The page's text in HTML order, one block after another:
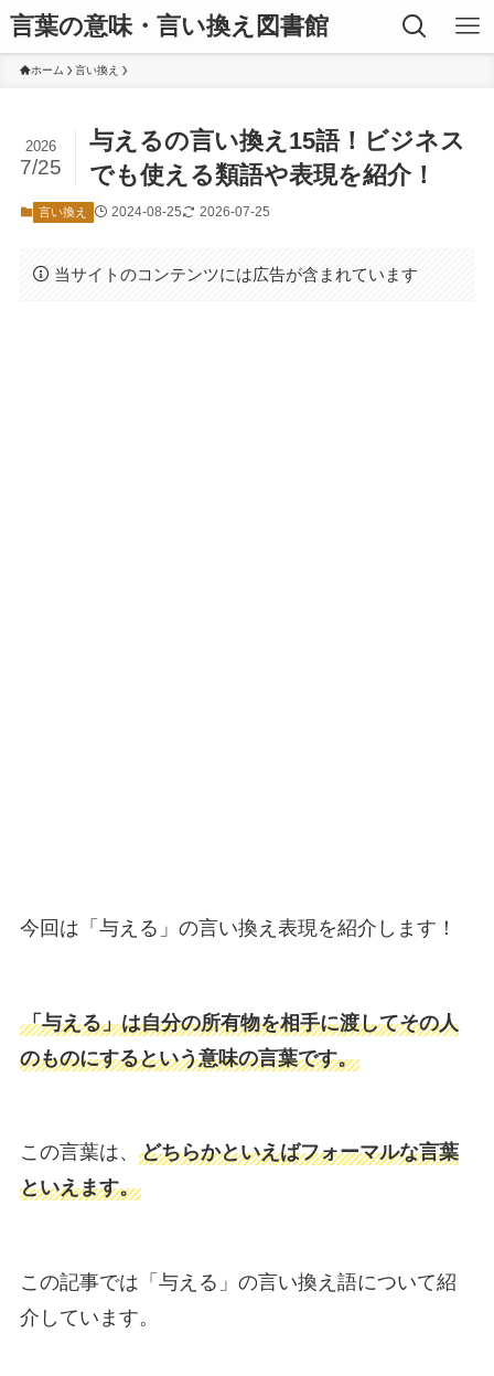
言葉の意味・言い換え図書館
ホーム 言い換え
与えるの言い換え15語！ビジネス
でも使える類語や表現を紹介！
2026
7/25
言い換え 2024-08-25 2026-07-25
当サイトのコンテンツには広告が含まれています
今回は「与える」の言い換え表現を紹介します！
「与える」は自分の所有物を相手に渡してその人
のものにするという意味の言葉です。
この言葉は、 どちらかといえばフォーマルな言葉
といえます。
この記事では「与える」の言い換え語について紹
介しています。